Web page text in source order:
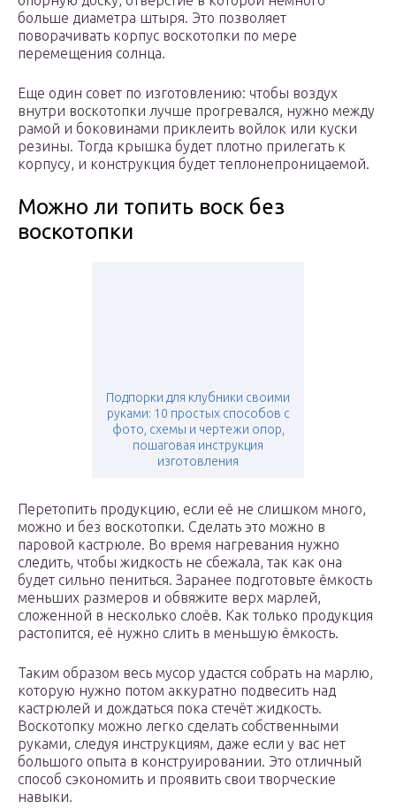
больше диаметра штыря. Это позволяет
поворачивать корпус воскотопки по мере
перемещения солнца.
Еще один совет по изготовлению: чтобы воздух
внутри воскотопки лучше прогревался, нужно между
рамой и боковинами приклеить войлок или куски
резины. Тогда крышка будет плотно прилегать к
корпусу, и конструкция будет теплонепроницаемой.
Можно ли топить воск без
воскотопки
Подпорки для клубники своими
руками: 10 простых способов с
фото, схемы и чертежи опор,
пошаговая инструкция
изготовления
Перетопить продукцию, если её не слишком много,
можно и без воскотопки. Сделать это можно в
паровой кастрюле. Во время нагревания нужно
следить, чтобы жидкость не сбежала, так как она
будет сильно пениться. Заранее подготовьте ёмкость
меньших размеров и обвяжите верх марлей,
сложенной в несколько слоёв. Как только продукция
растопится, её нужно слить в меньшую ёмкость.
Таким образом весь мусор удастся собрать на марлю,
которую нужно потом аккуратно подвесить над
кастрюлей и дождаться пока стечёт жидкость.
Воскотопку можно легко сделать собственными
руками, следуя инструкциям, даже если у вас нет
большого опыта в конструировании. Это отличный
способ сэкономить и проявить свои творческие
навыки.